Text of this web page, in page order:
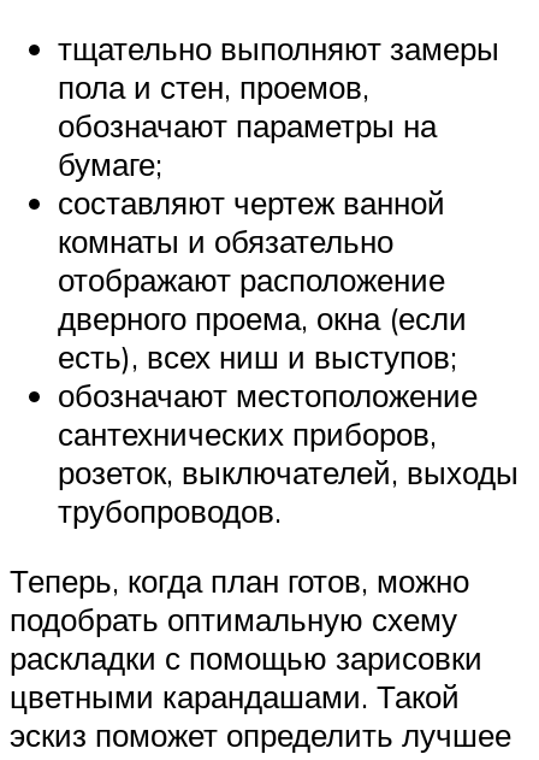
тщательно выполняют замеры
пола и стен, проемов,
обозначают параметры на
бумаге;
составляют чертеж ванной
комнаты и обязательно
отображают расположение
дверного проема, окна (если
есть), всех ниш и выступов;
обозначают местоположение
сантехнических приборов,
розеток, выключателей, выходы
трубопроводов.
Теперь, когда план готов, можно
подобрать оптимальную схему
раскладки с помощью зарисовки
цветными карандашами. Такой
эскиз поможет определить лучшее